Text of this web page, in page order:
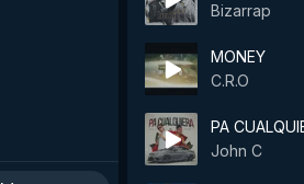
Bizarrap
MONEY
C.R.O
PA
John C